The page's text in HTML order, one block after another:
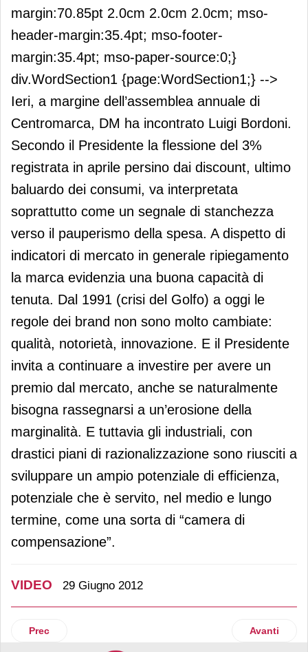
margin:70.85pt 2.0cm 2.0cm 2.0cm; mso-
header-margin:35.4pt; mso-footer-
margin:35.4pt; mso-paper-source:0;}
div.WordSection1 {page:WordSection1;} -->
Ieri, a margine dell’assemblea annuale di
Centromarca, DM ha incontrato Luigi Bordoni.
Secondo il Presidente la flessione del 3%
registrata in aprile persino dai discount, ultimo
baluardo dei consumi, va interpretata
soprattutto come un segnale di stanchezza
verso il pauperismo della spesa. A dispetto di
indicatori di mercato in generale ripiegamento
la marca evidenzia una buona capacità di
tenuta. Dal 1991 (crisi del Golfo) a oggi le
regole dei brand non sono molto cambiate:
qualità, notorietà, innovazione. E il Presidente
invita a continuare a investire per avere un
premio dal mercato, anche se naturalmente
bisogna rassegnarsi a un’erosione della
marginalità. E tuttavia gli industriali, con
drastici piani di razionalizzazione sono riusciti a
sviluppare un ampio potenziale di efficienza,
potenziale che è servito, nel medio e lungo
termine, come una sorta di “camera di
compensazione”.
VIDEO 29 Giugno 2012
Articolo precedente: Essere Benessere inventa il nuovo
Prec Articolo
Avanti